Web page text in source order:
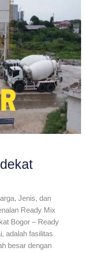
Jenis, dan
Ready Mix
Bogor – Ready
adalah fasilitas
besar dengan